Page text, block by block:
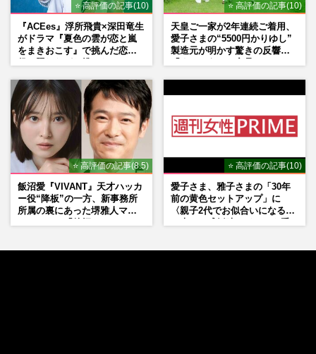
⭐ 高評価の記事(10)
『ACEes』浮所飛貴×深田竜生
がドラマ『夏色の雲が恋と嵐
をまきおこす』で挑んだ恋人
⭐ 高評価の記事(10)
天皇ご一家が2年連続ご着用、
愛子さまの“5500円かりゆし”
製造元が明かす驚きの反響
⭐ 高評価の記事(8.5)
飯沼愛『VIVANT』天才ハッカ
ー役“降板”の一方、新事務所
所属の裏にあった堺雅人マネ
⭐ 高評価の記事(10)
愛子さま、雅子さまの「30年
前の黄色セットアップ」に
〈親子2代でお似合いになる〉